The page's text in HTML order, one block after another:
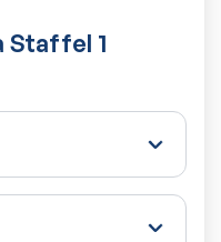
Staffel 1